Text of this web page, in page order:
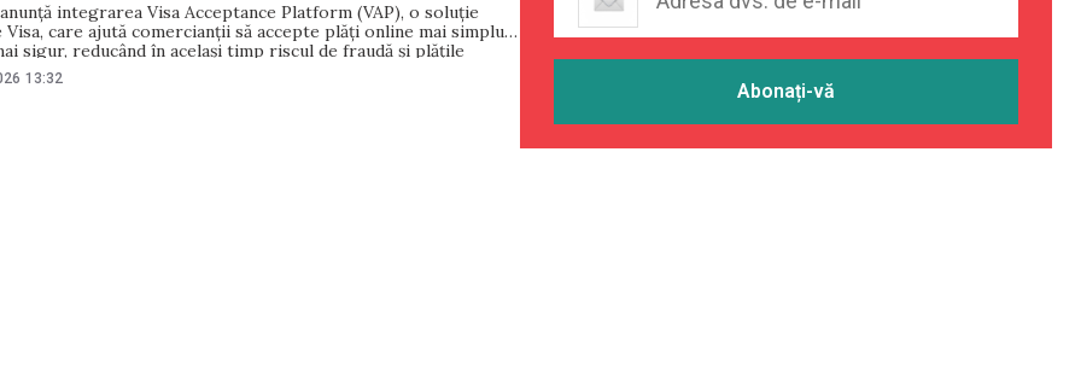
integrarea Visa Acceptance Platform (VAP), o soluție
care ajută comercianții să accepte plăți online mai simplu,
sigur, reducând în același timp riscul de fraudă și plățile
creșterii accelerate a comerțului online și al necesității
13:32